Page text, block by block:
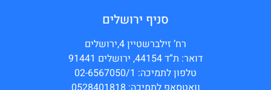
סניף ירושלים
רח’ זילברשטיין 4,ירושלים
דואר: ת”ד 44154, ירושלים 91441
טלפון לתמיכה: 02-6567050/1